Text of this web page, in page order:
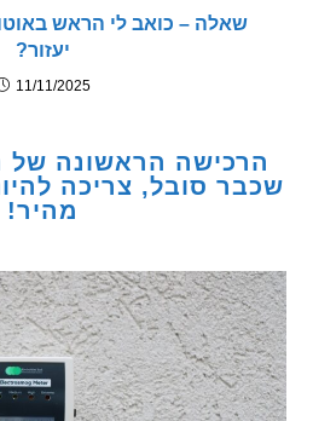
שאלה – כואב לי הראש באוטו, כובע
11/11/2025
הראשונה של מי
סובל, צריכה להיות מד
מהיר!